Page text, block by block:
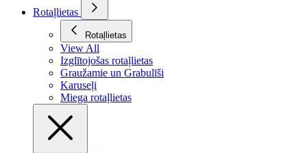
Rotaļlietas
Rotaļlietas
View All
Izglītojošas rotaļlietas
Graužamie un Grabulīši
Karuseļi
Miega rotaļlietas